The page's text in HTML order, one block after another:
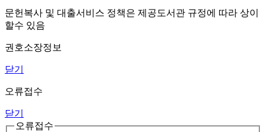
문헌복사 및 대출서비스 정책은 제공도서관 규정에 따라 상이
할수 있음
권호소장정보
닫기
오류접수
닫기
오류접수